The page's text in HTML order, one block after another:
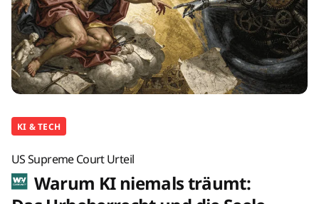
KI & TECH
US Supreme Court Urteil
Warum KI niemals träumt: